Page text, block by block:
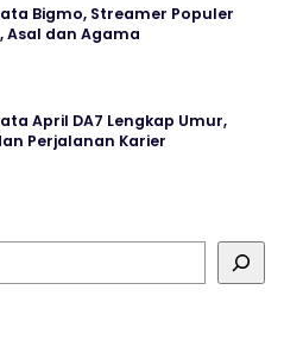
Bigmo, Streamer Populer
Asal dan Agama
April DA7 Lengkap Umur,
Perjalanan Karier